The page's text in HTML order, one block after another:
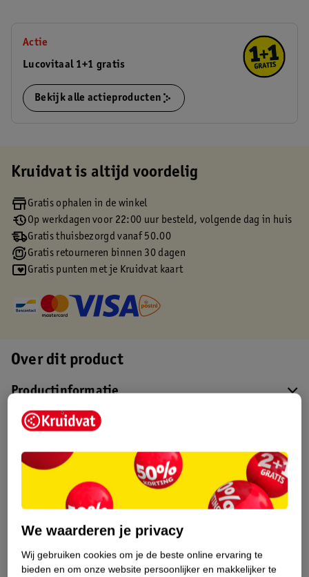
Actie
Lucovitaal 1+1 gratis
Bekijk alle actieproducten
Kruidvat is altijd voordelig
Gratis ophalen in de winkel
Op werkdagen voor 22:00 uur besteld, volgende dag in huis
Gratis thuisbezorgd vanaf 50.00
Gratis retourneren binnen 30 dagen
Gratis punten met je Kruidvat kaart
Over dit product
Productinformatie
Etiketinformatie
Nature Impact Score
Dit product heeft (nog) geen Nature
Impact Score.
Meer informatie
We waarderen je privacy
Wij gebruiken cookies om je de beste online ervaring te
bieden en om onze website persoonlijker en makkelijker te